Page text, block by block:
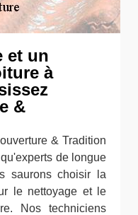
et un
à
&
& Tradition
de longue
saurons choisir la
le nettoyage et le
Nos techniciens